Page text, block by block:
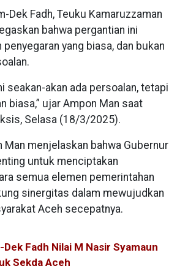
Dek Fadh, Teuku Kamaruzzaman
bahwa pergantian ini
yang biasa, dan bukan
seakan-akan ada persoalan, tetapi
biasa,” ujar Ampon Man saat
Selasa (18/3/2025).
Man menjelaskan bahwa Gubernur
untuk menciptakan
semua elemen pemerintahan
sinergitas dalam mewujudkan
Aceh secepatnya.
Fadh Nilai M Nasir Syamaun
Sekda Aceh